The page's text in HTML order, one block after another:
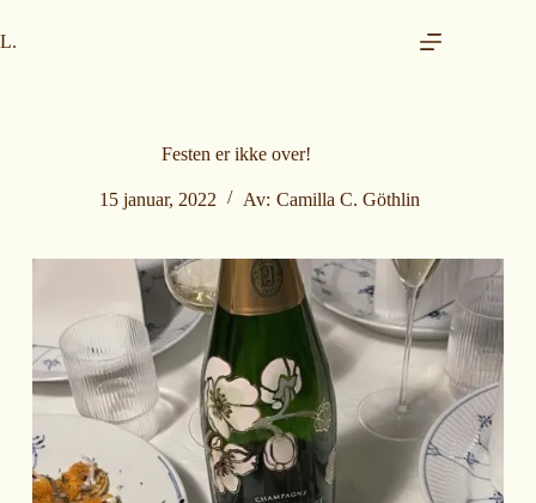
o
p
L.
Festen er ikke over!
15 januar, 2022 Av: Camilla C. Göthlin